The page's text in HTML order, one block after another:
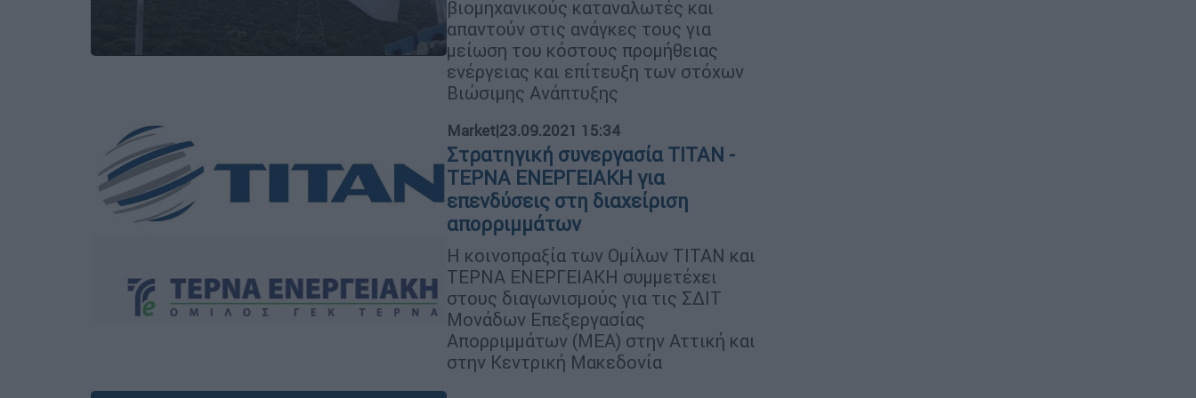
βιομηχανικούς καταναλωτές και
απαντούν στις ανάγκες τους για
μείωση του κόστους προμήθειας
ενέργειας και επίτευξη των στόχων
Βιώσιμης Ανάπτυξης
Market|23.09.2021 15:34
Στρατηγική συνεργασία ΤΙΤΑΝ -
ΤΕΡΝΑ ΕΝΕΡΓΕΙΑΚΗ για
επενδύσεις στη διαχείριση
απορριμμάτων
Η κοινοπραξία των Ομίλων ΤΙΤΑΝ και
ΤΕΡΝΑ ΕΝΕΡΓΕΙΑΚΗ συμμετέχει
στους διαγωνισμούς για τις ΣΔΙΤ
Μονάδων Επεξεργασίας
Απορριμμάτων (ΜΕΑ) στην Αττική και
στην Κεντρική Μακεδονία